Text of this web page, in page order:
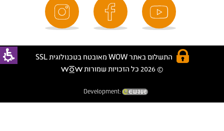
התשלום באתר WOW מאובטח בטכנולוגית SSL
© 2026 כל הזכויות שמורות
Development: